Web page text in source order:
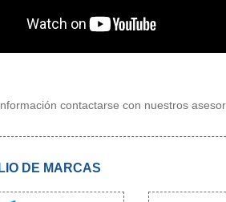
contactarse con nuestros
DE MARCAS